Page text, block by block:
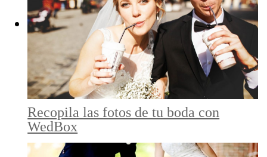
Recopila las fotos de tu boda con
WedBox